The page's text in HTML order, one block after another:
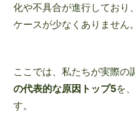
化や不具合が進行しており
ケースが少なくありません。
ここでは、私たちが実際の
の代表的な原因トップ5を
す。